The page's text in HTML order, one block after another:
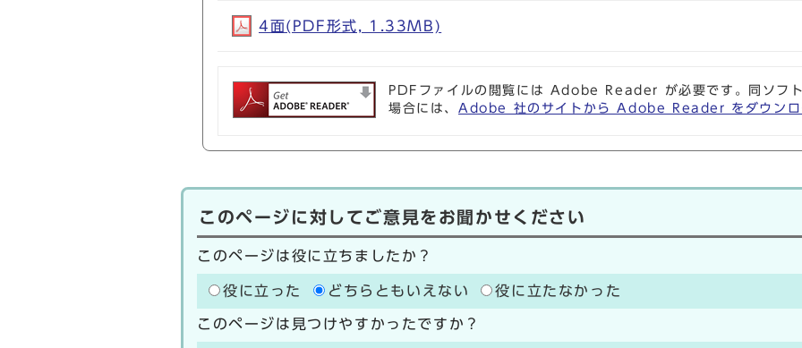
4面(PDF形式, 1.33MB)
PDFファイルの閲覧には Adobe Reader が必要です。同ソフト
場合には、 Adobe 社のサイトから Adobe Reader をダウンロ
このページに対してご意見をお聞かせください
このページは役に立ちましたか？
役に立った どちらともいえない 役に立たなかった
このページは見つけやすかったですか？